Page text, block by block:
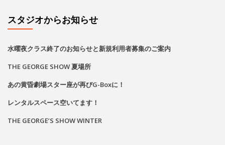
スタジオからお知らせ
水曜夜クラス終了のお知らせと新規利用者募集のご案内
THE GEORGE SHOW 夏場所
あの黄昏劇場スター座が再びG-Boxに！
レンタルスペース空いてます！
THE GEORGE’S SHOW WINTER